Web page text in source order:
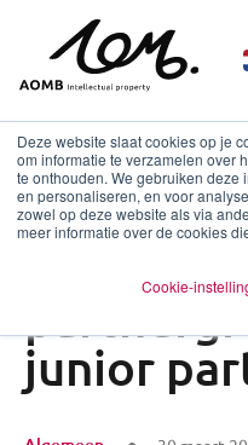
Deze website slaat cookies op je
om informatie te verzamelen over
te onthouden. We gebruiken deze
en personaliseren, en voor
zowel op deze website als via
meer informatie over de cookies
Cookie-
Terug naar overzicht
AOMB
junior